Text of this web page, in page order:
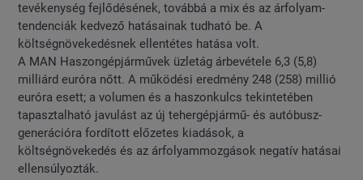
tevékenység fejlődésének, továbbá a mix és az árfolyam-
tendenciák kedvező hatásainak tudható be. A
költségnövekedésnek ellentétes hatása volt.
A MAN Haszongépjárművek üzletág árbevétele 6,3 (5,8)
milliárd euróra nőtt. A működési eredmény 248 (258) millió
euróra esett; a volumen és a haszonkulcs tekintetében
tapasztalható javulást az új tehergépjármű- és autóbusz-
generációra fordított előzetes kiadások, a
költségnövekedés és az árfolyammozgások negatív hatásai
ellensúlyozták.